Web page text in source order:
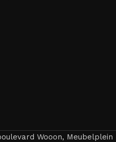
Wooon, Meubelplein